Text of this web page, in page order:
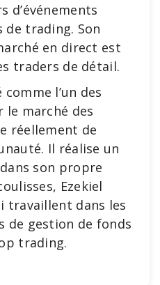
d’événements
de trading. Son
en direct est
traders de détail.
l’un des
marché des
réellement de
Il réalise un
son propre
Ezekiel
travaillent dans les
de gestion de fonds
trading.